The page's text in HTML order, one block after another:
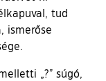
tud
ismerőse
„?” súgó,